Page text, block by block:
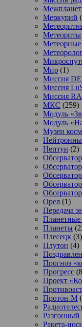
Меркурий
Метеориты
Метеорные
Мир (1)
Миссия
Миссия
Миссия
МКС (259)
Модуль
Модуль
Музеи
Нептун (2)
Орел (1)
Передача
Планетные
Планеты
Плесецк (3)
Плутон (4)
Прогноз
Прогресс
Проект
Протон-М
Разгонный
Ракета-